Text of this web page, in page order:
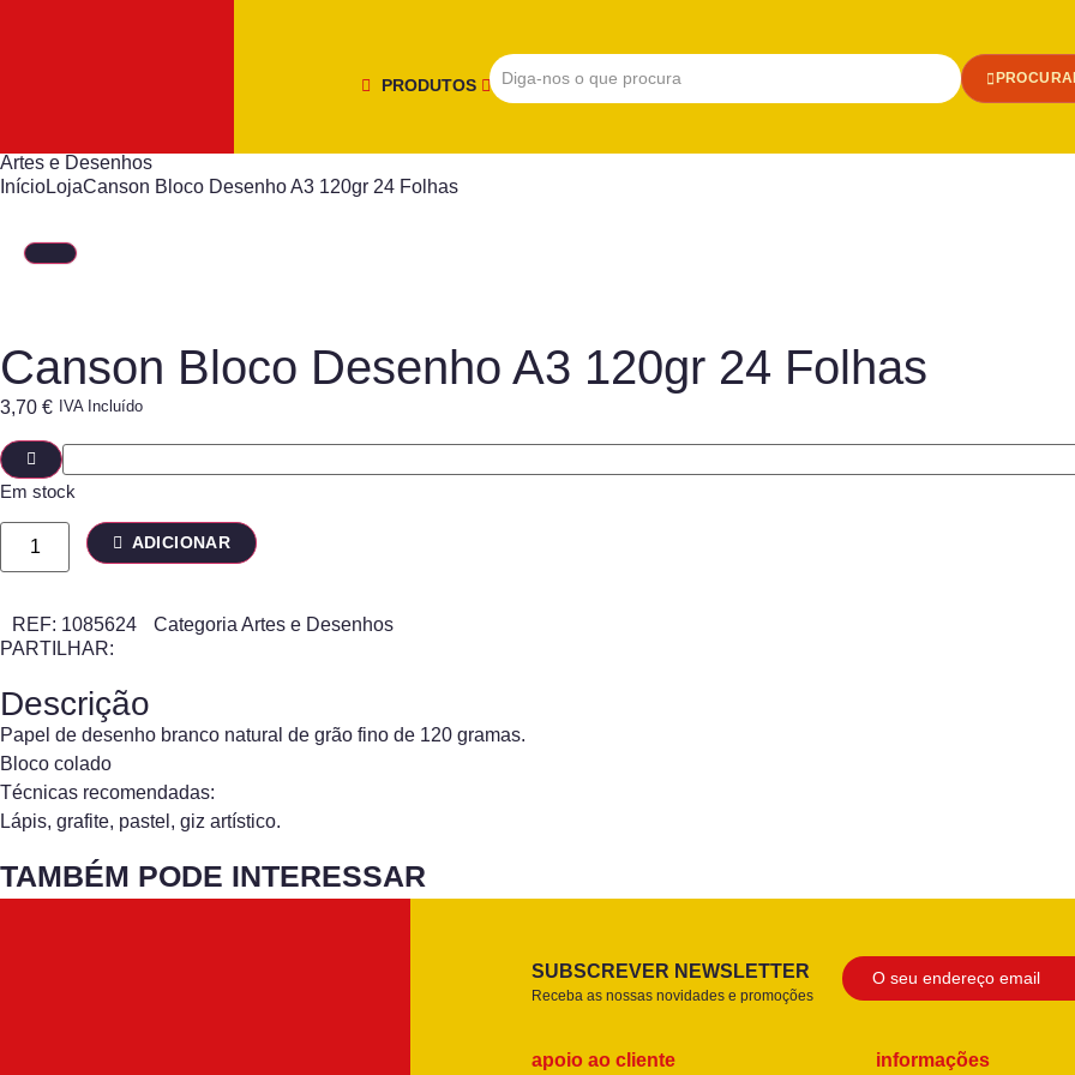
PRODUTOS
Artes e Desenhos
InícioLojaCanson Bloco Desenho A3 120gr 24 Folhas
Canson Bloco Desenho A3 120gr 24 Folhas
3,70 € IVA Incluído
Em stock
ADICIONAR
REF: 1085624 Categoria Artes e Desenhos
PARTILHAR:
Descrição
Papel de desenho branco natural de grão fino de 120 gramas.
Bloco colado
Técnicas recomendadas:
Lápis, grafite, pastel, giz artístico.
TAMBÉM PODE INTERESSAR
SUBSCREVER NEWSLETTER
Receba as nossas novidades e promoções
apoio ao cliente informações